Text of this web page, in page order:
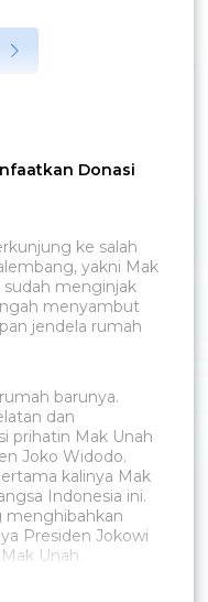
Donasi
ke salah
yakni Mak
sudah menginjak
menyambut
jendela rumah
barunya.
dan
prihatin Mak Unah
Joko Widodo.
kalinya Mak
Indonesia ini.
menghibahkan
Presiden Jokowi
Unah.